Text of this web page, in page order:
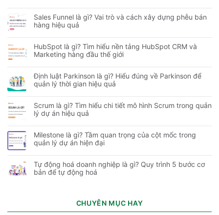
Sales Funnel là gì? Vai trò và cách xây dựng phễu bán
hàng hiệu quả
HubSpot là gì? Tìm hiểu nền tảng HubSpot CRM và
Marketing hàng đầu thế giới
Định luật Parkinson là gì? Hiểu đúng về Parkinson để
quản lý thời gian hiệu quả
Scrum là gì? Tìm hiểu chi tiết mô hình Scrum trong quản
lý dự án hiệu quả
Milestone là gì? Tầm quan trọng của cột mốc trong
quản lý dự án hiện đại
Tự động hoá doanh nghiệp là gì? Quy trình 5 bước cơ
bản để tự động hoá
CHUYÊN MỤC HAY